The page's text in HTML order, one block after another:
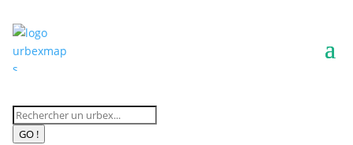
Recherche
deGO !